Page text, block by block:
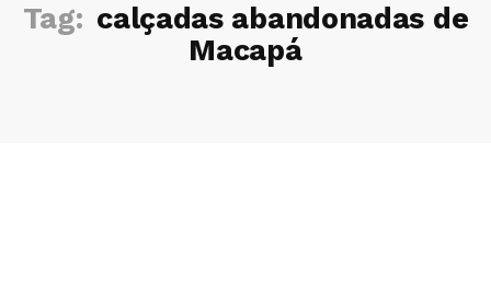
Tag: calçadas abandonadas de
Macapá